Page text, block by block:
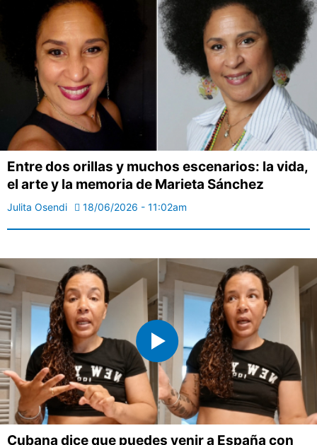
Entre dos orillas y muchos escenarios: la vida,
el arte y la memoria de Marieta Sánchez
Julita Osendi 18/06/2026 - 11:02am
Cubana dice que puedes venir a España con